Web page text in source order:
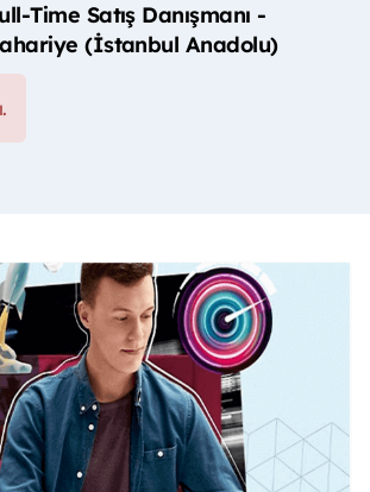
Time Satış Danışmanı -
(İstanbul Anadolu)